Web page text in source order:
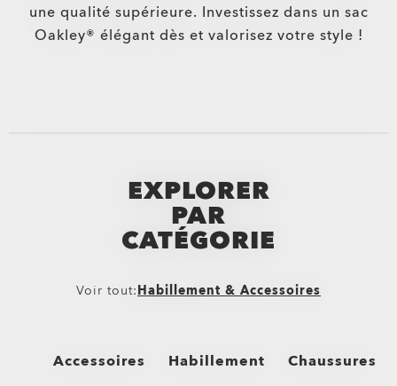
une qualité supérieure. Investissez dans un sac
Oakley® élégant dès et valorisez votre style !
EXPLORER
PAR
CATÉGORIE
Voir tout:Habillement & Accessoires
Accessoires Habillement Chaussures